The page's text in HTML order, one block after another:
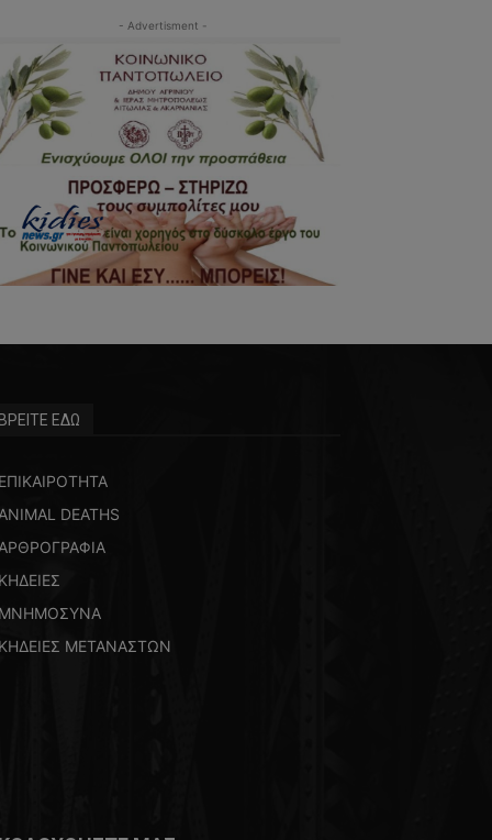
- Advertisment -
ΕΔΩ
DEATHS
ΜΕΤΑΝΑΣΤΩΝ